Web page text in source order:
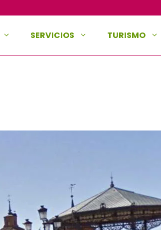
SERVICIOS TURISMO